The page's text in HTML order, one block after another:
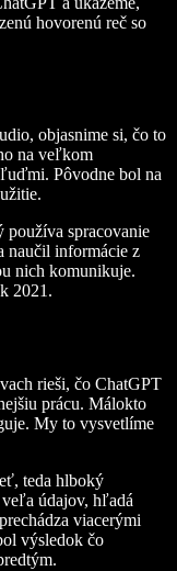
hovorenú reč so
objasnime si, čo to
na veľkom
Pôvodne bol na
spracovanie
naučil informácie z
nich komunikuje.
2021.
rieši, čo ChatGPT
prácu. Málokto
My to vysvetlíme
teda hlboký
údajov, hľadá
viacerými
výsledok čo